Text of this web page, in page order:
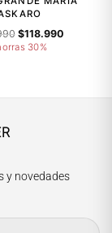
El
precio
$118.990
El
precio
30%
y novedades